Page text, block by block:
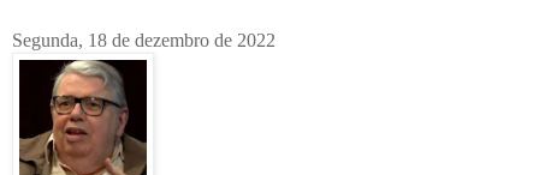
Segunda, 18 de dezembro de 2022